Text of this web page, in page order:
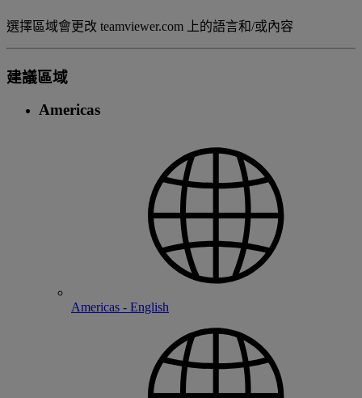
選擇區域會更改 teamviewer.com 上的語言和/或內容
建議區域
Americas
Americas - English